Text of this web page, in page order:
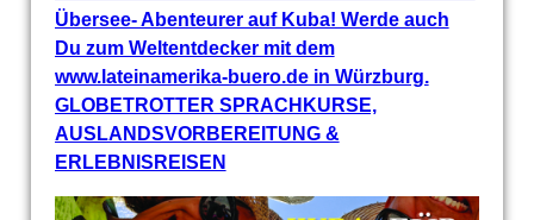
Übersee- Abenteurer auf Kuba! Werde auch
Du zum Weltentdecker mit dem
www.lateinamerika-buero.de in Würzburg.
GLOBETROTTER SPRACHKURSE,
AUSLANDSVORBEREITUNG &
ERLEBNISREISEN